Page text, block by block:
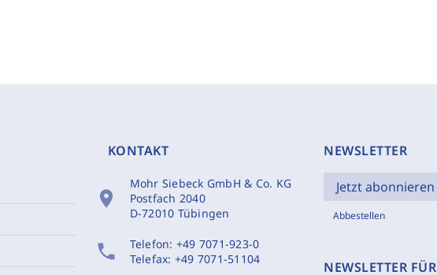
KONTAKT
location_on
Mohr Siebeck GmbH & Co. KG
Postfach 2040
D-72010 Tübingen
phone Telefon: +49 7071-923-0
Telefax: +49 7071-51104
NEWSLETTER
Jetzt abonnieren
Abbestellen
NEWSLETTER FÜR